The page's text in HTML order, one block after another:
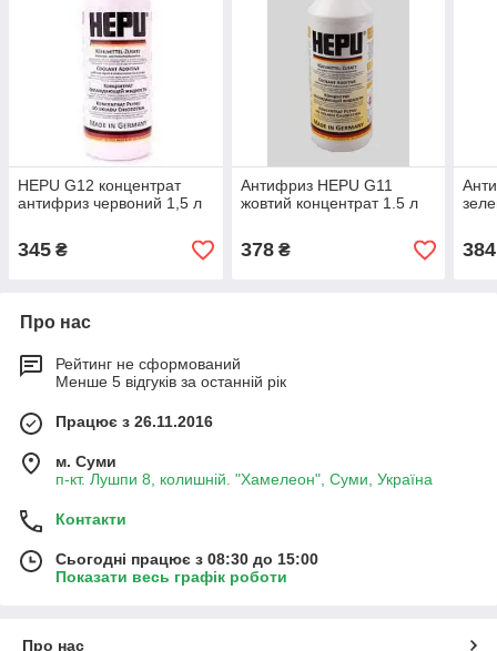
HEPU G12 концентрат
антифриз червоний 1,5 л
345 ₴
Антифриз HEPU G11
жовтий концентрат 1.5 л
378₴ 384
Про нас
Рейтинг не сформований
Менше 5 відгуків за останній рік
Працює з 26.11.2016
м. Суми
п-кт. Лушпи 8, колишній. "Хамелеон", Суми, Україна
Контакти
Сьогодні працює з 08:30 до 15:00
Показати весь графік роботи
Про нас